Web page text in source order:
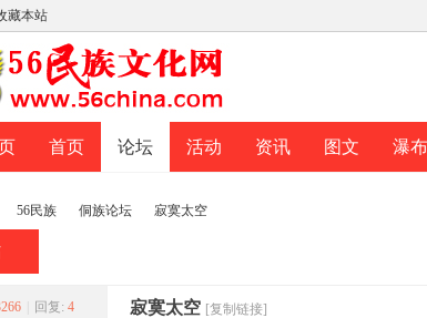
藏本站
首页 论坛 活动 资讯 图文 瀑
56民族
›
侗族论坛
›
寂寞太空
回复: 4 寂寞太空 [复制链接]